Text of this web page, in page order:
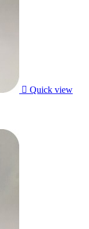
 Quick view